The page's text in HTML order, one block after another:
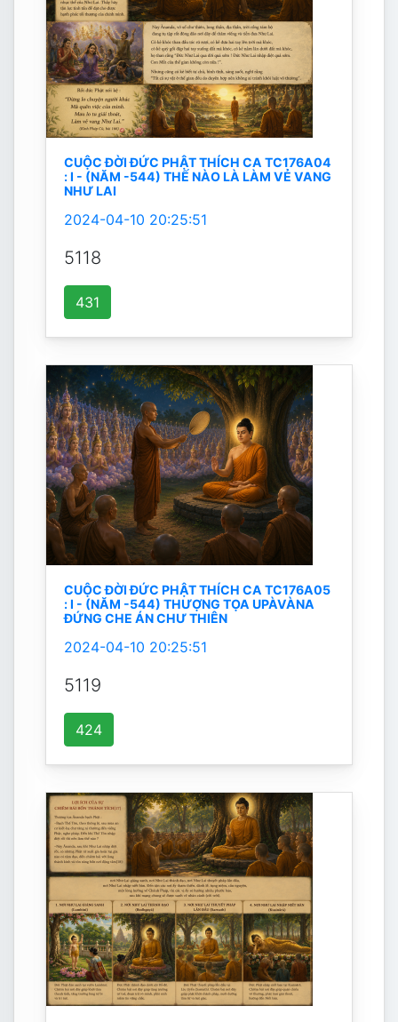
CUỘC ĐỜI ĐỨC PHẬT THÍCH CA TC176A04
: I - (NĂM -544) THẾ NÀO LÀ LÀM VẺ VANG
NHƯ LAI
2024-04-10 20:25:51
5118
431
CUỘC ĐỜI ĐỨC PHẬT THÍCH CA TC176A05
: I - (NĂM -544) THƯỢNG TỌA UPÀVÀNA
ĐỨNG CHE ÁN CHƯ THIÊN
2024-04-10 20:25:51
5119
424